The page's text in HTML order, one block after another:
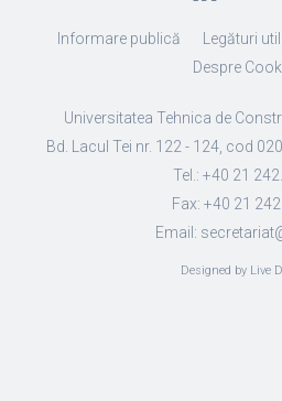
Informare publică Legături
Despre
Universitatea Tehnica de
Bd. Lacul Tei nr. 122 - 124, cod
Tel.: +40 21
Fax: +40 21
Email:
Designed by Live